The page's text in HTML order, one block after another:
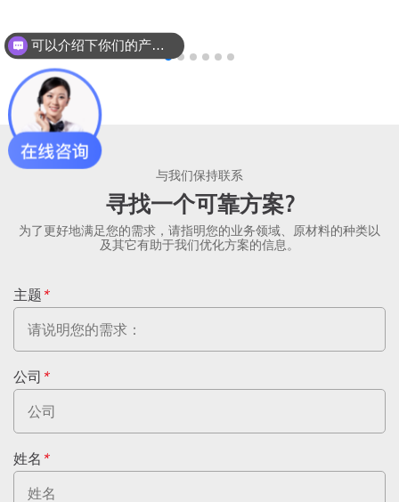
与我们保持联系
寻找一个可靠方案?
为了更好地满足您的需求，请指明您的业务领域、原材料的种类以
及其它有助于我们优化方案的信息。
主题 *
公司 *
姓名 *
可以介绍下你们的产品么？